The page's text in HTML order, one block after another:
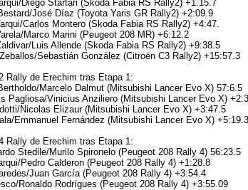
Diego Startari (Skoda Fabia RS Rally2) +1:15.7
José Díaz (Toyota Yaris GR Rally2) +2:09.9
Carlos Montero (Skoda Fabia RS Rally2) +4:47.
Marco Marini (Peugeot 208 MR) +6:12.2
Luis Allende (Skoda Fabia RS Rally2) +9:38.5
Sebastián González (Citroën C3 Rally2) +15:57.3
Rally de Erechim tras Etapa 1:
Marcelo Dalmut (Mitsubishi Lancer Evo X) 57:6.5
Pagliosa/Vinicius Anziliero (Mitsubishi Lancer Evo X)
Nicolas Elizaur (Mitsubishi Lancer Evo X) +3:47.5
Emmanuel Fernández (Mitsubishi Lancer Evo X) +5:19.3
Rally de Erechim tras Etapa 1:
Stedile/Murilo Spironelo (Peugeot 208 Rally 4) 56:23.5
Pedro Calderon (Peugeot 208 Rally 4) +1:28.8
Juan García (Peugeot 208 Rally 4) +3:54.4
Ronaldo Rodrígues (Peugeot 208 Rally 4) +3:55.09